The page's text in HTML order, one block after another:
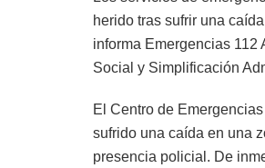
herido tras sufrir una
informa Emergencias
Social y Simplificación
El Centro de
sufrido una caída en una
presencia policial. De